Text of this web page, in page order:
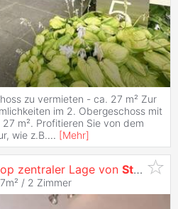
zu vermieten - ca. 27 m² Zur
im 2. Obergeschoss mit
m². Profitieren Sie von dem
wie z.B.... [Mehr]
zentraler Lage von St.
/ 2 Zimmer